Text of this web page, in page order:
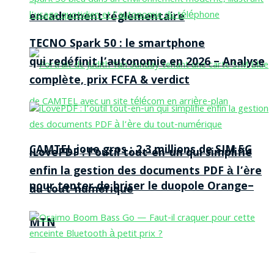
encadrement réglementaire
CAMTEL joue gros : 2,3 millions de SIM 5G
pour tenter de briser le duopole Orange–
MTN
TECNO Spark 50 : le smartphone
qui redéfinit l’autonomie en 2026 – Analyse
complète, prix FCFA & verdict
iLovePDF : l’outil tout-en-un qui simplifie
enfin la gestion des documents PDF à l’ère
du tout-numérique